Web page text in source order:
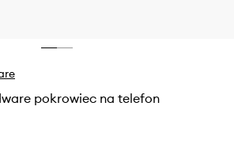
pokrowiec na telefon